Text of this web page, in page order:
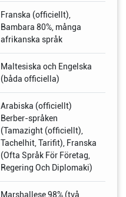
Franska (officiellt),
Bambara 80%, många
afrikanska språk
Maltesiska och Engelska
(båda officiella)
Arabiska (officiellt)
Berber-språken
(Tamazight (officiellt),
Tachelhit, Tarifit), Franska
(Ofta Språk För Företag,
Regering Och Diplomaki)
Marshallese 98% (två